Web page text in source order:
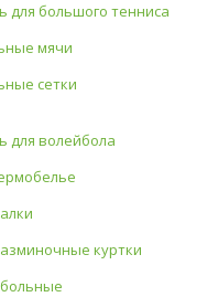
для большого тенниса
мячи
сетки
для волейбола
куртки